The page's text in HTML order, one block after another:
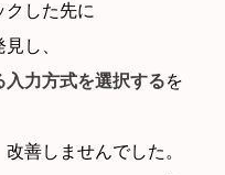
クした先に
し、
力方式を選択するを
善しませんでした。